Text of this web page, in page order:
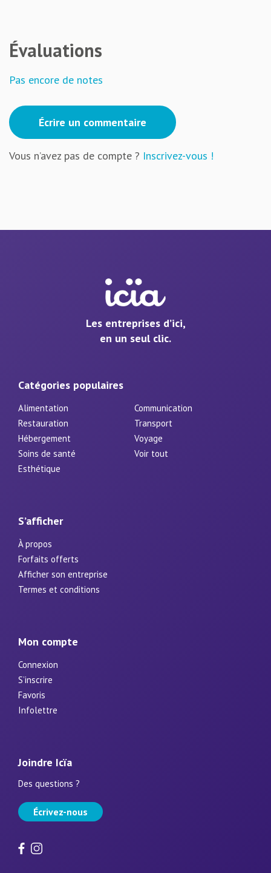
Évaluations
Pas encore de notes
Écrire un commentaire
Vous n’avez pas de compte ? Inscrivez-vous !
Les entreprises d’ici,
en un seul clic.
Catégories populaires
Alimentation
Communication
Restauration
Transport
Hébergement
Voyage
Soins de santé
Voir tout
Esthétique
S’afficher
À propos
Forfaits offerts
Afficher son entreprise
Termes et conditions
Mon compte
Connexion
S’inscrire
Favoris
Infolettre
Joindre Icïa
Des questions ?
Écrivez-nous